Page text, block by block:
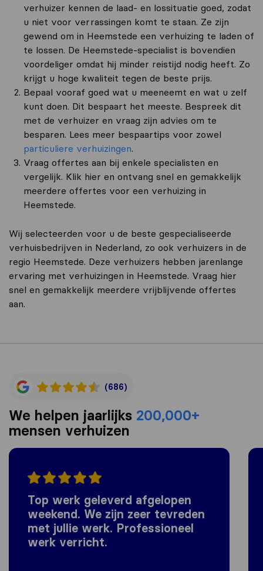
verhuizer kennen de laad- en lossituatie goed, zodat
u niet voor verrassingen komt te staan. Ze zijn
gewend om in Heemstede een verhuizing te laden of
te lossen. De Heemstede-specialist is bovendien
voordeliger omdat hij minder reistijd nodig heeft. Zo
krijgt u hoge kwaliteit tegen de beste prijs.
Bepaal vooraf goed wat u meeneemt en wat u zelf
kunt doen. Dit bespaart het meeste. Bespreek dit
met de verhuizer en vraag zijn advies om te
besparen. Lees meer bespaartips voor zowel
particuliere verhuizingen.
Vraag offertes aan bij enkele specialisten en
vergelijk. Klik hier en ontvang snel en gemakkelijk
meerdere offertes voor een verhuizing in
Heemstede.
Wij selecteerden voor u de beste gespecialiseerde
verhuisbedrijven in Nederland, zo ook verhuizers in de
regio Heemstede. Deze verhuizers hebben jarenlange
ervaring met verhuizingen in Heemstede. Vraag hier
snel en gemakkelijk meerdere vrijblijvende offertes
aan.
(686)
We helpen jaarlijks 200,000+
mensen verhuizen
Top werk geleverd afgelopen
weekend. We zijn zeer tevreden
met jullie werk. Professioneel
werk verricht.